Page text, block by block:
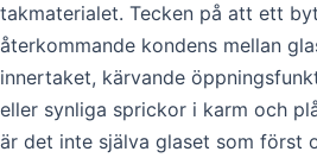
takmaterialet. Tecken på att ett
återkommande kondens mellan
innertaket, kärvande
eller synliga sprickor i karm och
är det inte själva glaset som först